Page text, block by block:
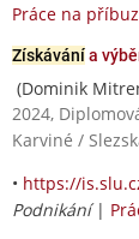
Práce na
Získávánía
(Dominik
2024,
Karviné /
• https://
Podnikání|